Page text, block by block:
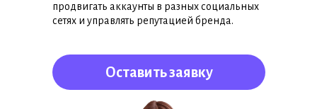
продвигать аккаунты в разных социальных
сетях и управлять репутацией бренда.
Оставить заявку